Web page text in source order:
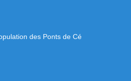
des Ponts de Cé